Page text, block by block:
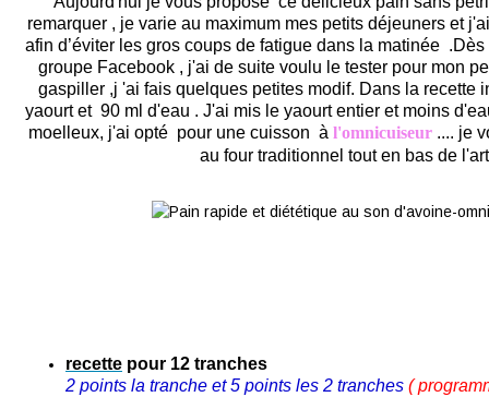
remarquer , je varie au maximum mes petits déjeuners et
afin d’éviter les gros coups de fatigue dans la matinée
groupe Facebook , j'ai de suite voulu le tester pour mon
gaspiller ,j 'ai fais quelques petites modif. Dans la recette
yaourt et 90 ml d'eau . J'ai mis le yaourt entier et moins
moelleux, j'ai opté pour une cuisson à l'omnicuiseur .... je
au four traditionnel tout en bas de
recette pour 12 tranches
2 points la tranche et 5 points les 2 tranches (